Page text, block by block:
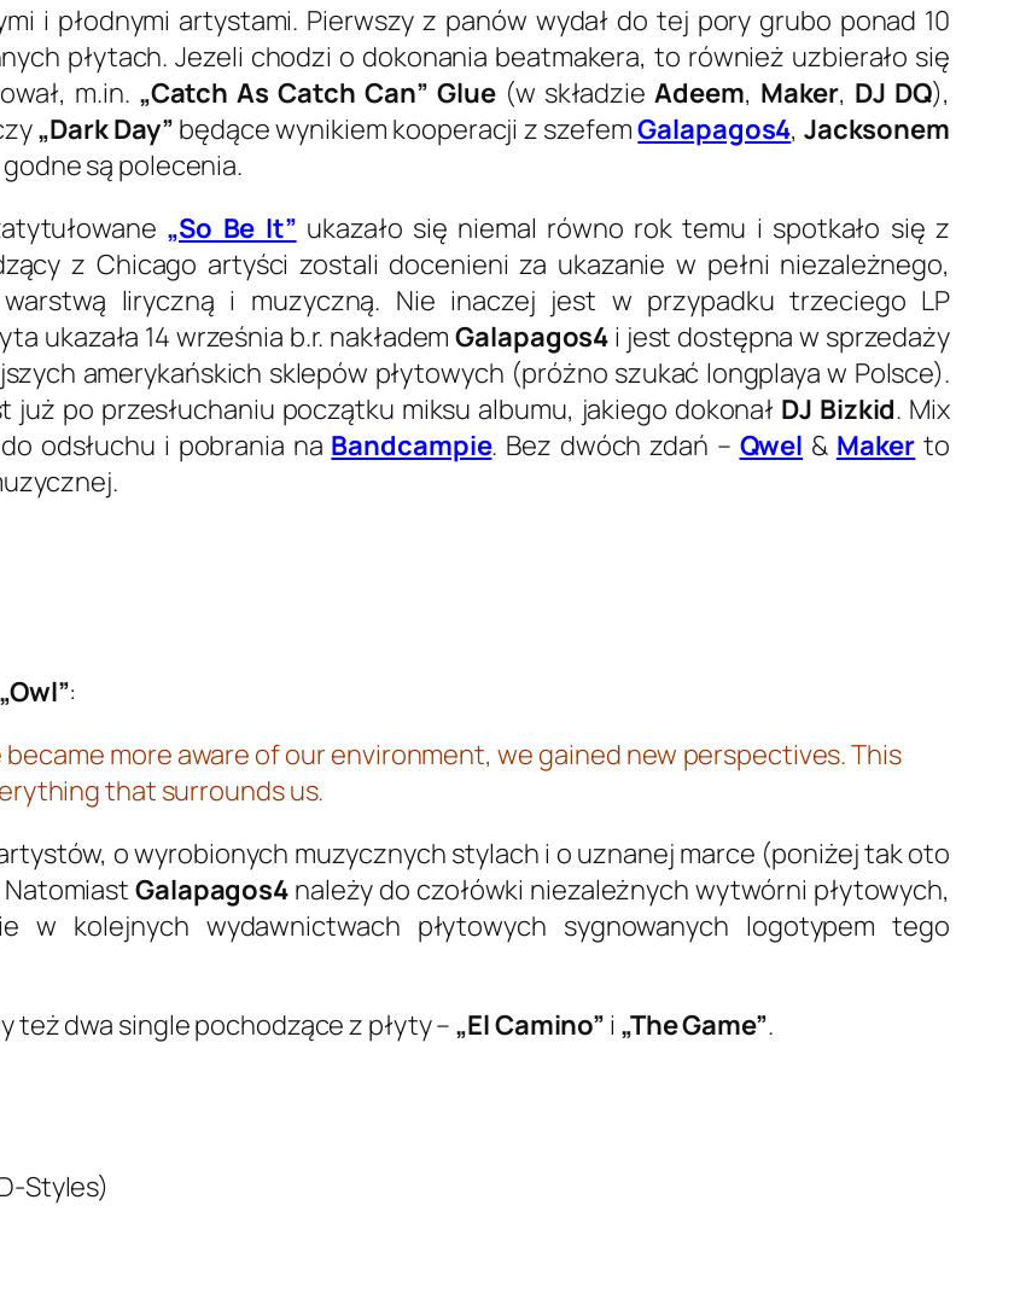
i płodnymi artystami. Pierwszy z panów wydał do tej pory grubo ponad 10
płytach. Jezeli chodzi o dokonania beatmakera, to również uzbierało się
m.in. „Catch As Catch Can” Glue(w składzieAdeem, Maker, DJ DQ),
„Dark Day” będące wynikiem kooperacji z szefemGalapagos4, Jacksonem
są polecenia.
„So Be It” ukazało się niemal równo rok temu i spotkało się z
z Chicago artyści zostali docenieni za ukazanie w pełni niezależnego,
liryczną i muzyczną. Nie inaczej jest w przypadku trzeciego LP
ukazała 14 września b.r. nakłademGalapagos4 i jest dostępna w sprzedaży
amerykańskich sklepów płytowych (próżno szukać longplaya w Polsce).
po przesłuchaniu początku miksu albumu, jakiego dokonał DJ Bizkid. Mix
odsłuchu i pobrania na Bandcampie. Bez dwóch zdań – Qwel & Maker to
„Owl”:
more aware of our environment, we gained new perspectives. This
that surrounds us.
o wyrobionych muzycznych stylach i o uznanej marce (poniżej tak oto
NatomiastGalapagos4 należy do czołówki niezależnych wytwórni płytowych,
w kolejnych wydawnictwach płytowych sygnowanych logotypem tego
też dwa single pochodzące z płyty – „El Camino” i „The Game”.
Styles)